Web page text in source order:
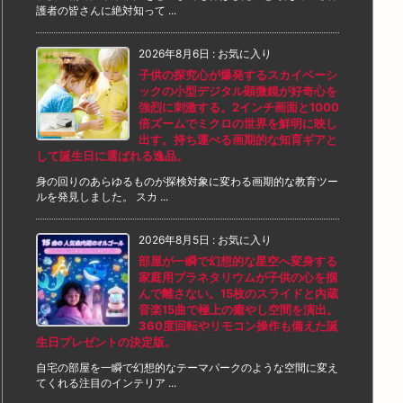
護者の皆さんに絶対知って ...
2026年8月6日 : お気に入り
子供の探究心が爆発するスカイベーシ
ックの小型デジタル顕微鏡が好奇心を
強烈に刺激する。2インチ画面と1000
倍ズームでミクロの世界を鮮明に映し
出す。持ち運べる画期的な知育ギアと
して誕生日に選ばれる逸品。
身の回りのあらゆるものが探検対象に変わる画期的な教育ツー
ルを発見しました。 スカ ...
2026年8月5日 : お気に入り
部屋が一瞬で幻想的な星空へ変身する
家庭用プラネタリウムが子供の心を掴
んで離さない。15枚のスライドと内蔵
音楽15曲で極上の癒やし空間を演出。
360度回転やリモコン操作も備えた誕
生日プレゼントの決定版。
自宅の部屋を一瞬で幻想的なテーマパークのような空間に変え
てくれる注目のインテリア ...